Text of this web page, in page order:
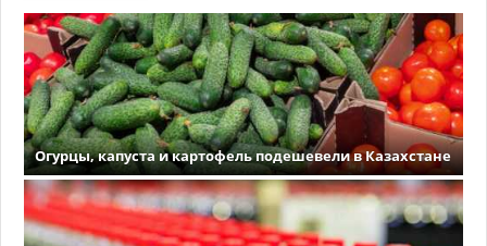
Огурцы, капуста и картофель подешевели в Казахстане